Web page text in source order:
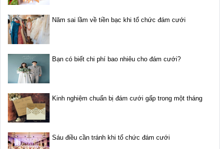
Năm sai lầm về tiền bạc khi tổ chức đám cưới
Bạn có biết chi phí bao nhiêu cho đám cưới?
Kinh nghiệm chuẩn bị đám cưới gấp trong một tháng
Sáu điều cần tránh khi tổ chức đám cưới